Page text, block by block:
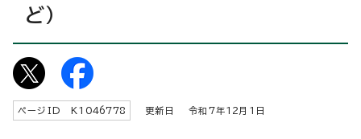
ど）
ページID K 1046778 更新日 令和7年12 月1日